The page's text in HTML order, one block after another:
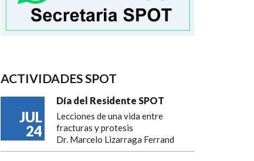
ACTIVIDADES SPOT
JUL
24
Día del Residente SPOT
Lecciones de una vida entre
fracturas y protesis
Dr. Marcelo Lizarraga Ferrand